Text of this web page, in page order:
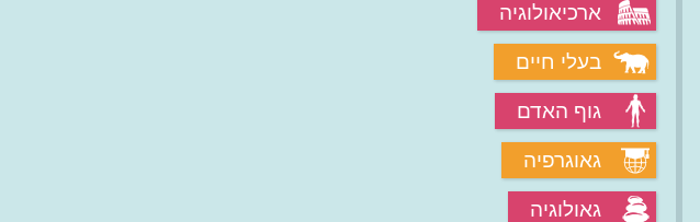
ארכיאולוגיה
בעלי חיים
גוף האדם
גאוגרפיה
גאולוגיה